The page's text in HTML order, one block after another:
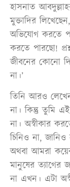
হাসনাত
মুক্তাদির
অভিযোগ করতে
করতে পারছো!
জীবনের কোনো
না।’
তিনি আরও
না। কিন্তু তুমি
না। অস্বীকার
চিনিও না,
অথবা আমরা
মানুষের ত্যাগের
না এখন। এটা